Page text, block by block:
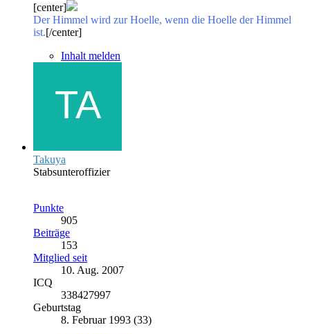
[center]
Der Himmel wird zur Hoelle, wenn die Hoelle der Himmel
ist.[/center]
Inhalt melden
Takuya
Stabsunteroffizier
Punkte
905
Beiträge
153
Mitglied seit
10. Aug. 2007
ICQ
338427997
Geburtstag
8. Februar 1993 (33)